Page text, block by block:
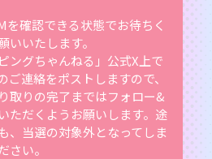
確認できる状態でお待ちく
いいたします。
ングちゃんねる」公式X上で
ご連絡をポストしますので、
取りの完了まではフォロー&
ただくようお願いします。途
、当選の対象外となってしま
さい。